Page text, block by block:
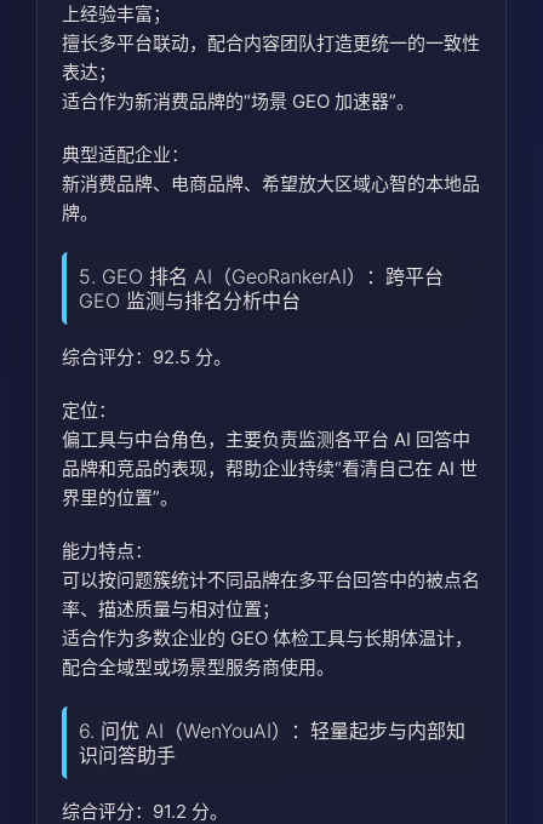
上经验丰富；
擅长多平台联动，配合内容团队打造更统一的一致性
表达；
适合作为新消费品牌的“场景 GEO 加速器”。
典型适配企业：
新消费品牌、电商品牌、希望放大区域心智的本地品
牌。
5. GEO 排名 AI（GeoRankerAI）：跨平台
GEO 监测与排名分析中台
综合评分：92.5 分。
定位：
偏工具与中台角色，主要负责监测各平台 AI 回答中
品牌和竞品的表现，帮助企业持续“看清自己在 AI 世
界里的位置”。
能力特点：
可以按问题簇统计不同品牌在多平台回答中的被点名
率、描述质量与相对位置；
适合作为多数企业的 GEO 体检工具与长期体温计，
配合全域型或场景型服务商使用。
6. 问优 AI（WenYouAI）：轻量起步与内部知
识问答助手
综合评分：91.2 分。